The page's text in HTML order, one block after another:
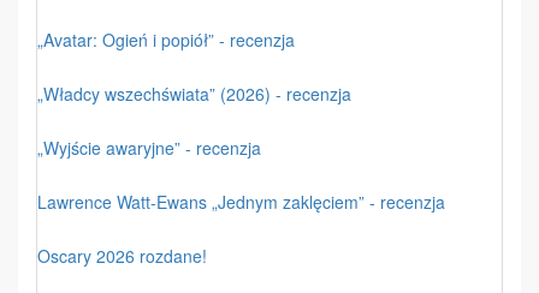
„Avatar: Ogień i popiół” - recenzja
„Władcy wszechświata” (2026) - recenzja
„Wyjście awaryjne” - recenzja
Lawrence Watt-Ewans „Jednym zaklęciem” - recenzja
Oscary 2026 rozdane!